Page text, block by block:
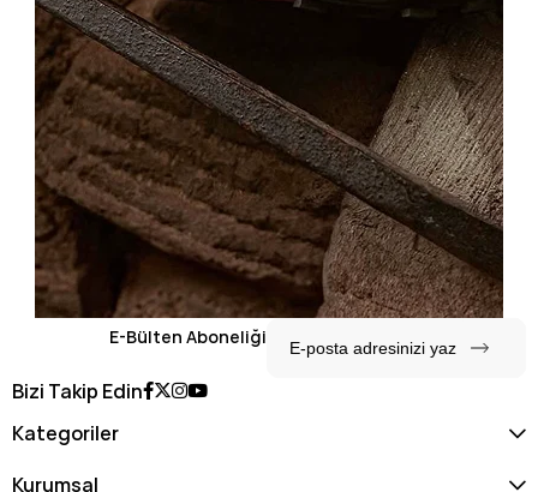
E-Bülten Aboneliği
Bizi Takip Edin
Kategoriler
Kurumsal